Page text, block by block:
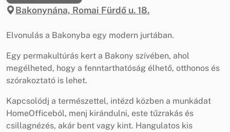
Bakonynána, Romai Fürdő u. 18.
Elvonulás a Bakonyba egy modern jurtában.
Egy permakultúrás kert a Bakony szívében, ahol
megélheted, hogy a fenntarthatóság élhető, otthonos és
szórakoztató is lehet.
Kapcsolódj a természettel, intézd közben a munkádat
HomeOfficeból, menj kirándulni, este tűzrakás és
csillagnézés, akár bent vagy kint. Hangulatos kis